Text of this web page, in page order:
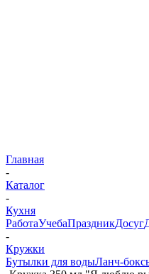
Главная
-
Каталог
-
Кухня
РаботаУчебаПраздникДосуг
-
Кружки
Бутылки для водыЛанч-